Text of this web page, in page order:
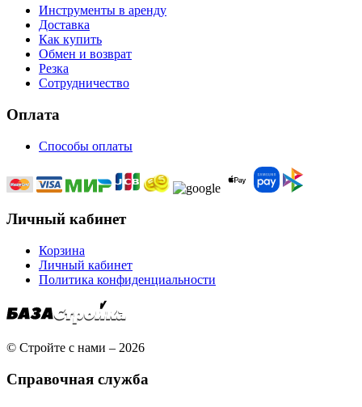
Инструменты в аренду
Доставка
Как купить
Обмен и возврат
Резка
Сотрудничество
Оплата
Способы оплаты
Личный кабинет
Корзина
Личный кабинет
Политика конфиденциальности
© Стройте с нами – 2026
Справочная служба